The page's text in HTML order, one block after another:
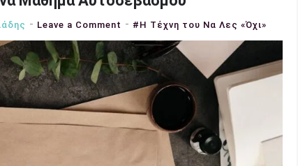
Leave a Comment on
Η
Τέχνη
του
Να
Λες
«Όχι»:
Μάθημα
#Η Τέχνη του Να Λες «Όχι»